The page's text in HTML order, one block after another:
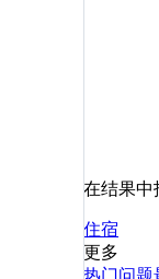
在结果中
住宿
更多
热门问题